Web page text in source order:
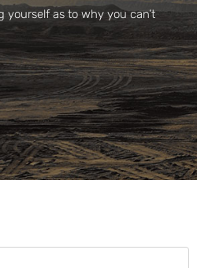
yourself as to why you can’t